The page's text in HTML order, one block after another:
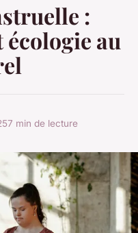
:
au
7 min de lecture